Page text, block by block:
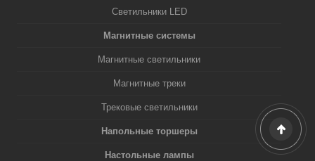
Светильники LED
Магнитные системы
Магнитные светильники
Магнитные треки
Трековые светильники
Напольные торшеры
Настольные лампы